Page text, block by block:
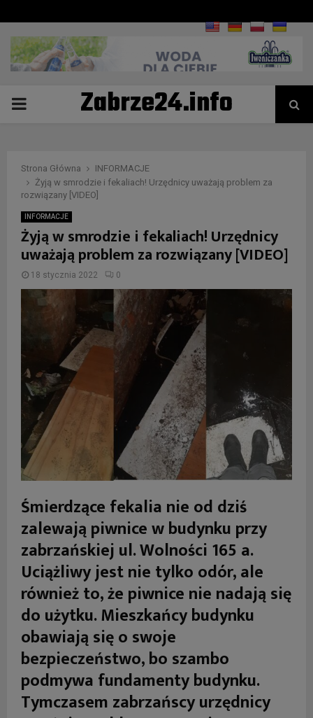
PRIMARYZabrze24.info
Strona Główna
INFORMACJE
Żyją w smrodzie i fekaliach! Urzędnicy uważają problem za
rozwiązany [VIDEO]
INFORMACJE
Żyją w smrodzie i fekaliach! Urzędnicy
uważają problem za rozwiązany [VIDEO]
18 stycznia 2022 0
Śmierdzące fekalia nie od dziś
zalewają piwnice w budynku przy
zabrzańskiej ul. Wolności 165 a.
Uciążliwy jest nie tylko odór, ale
również to, że piwnice nie nadają się
do użytku. Mieszkańcy budynku
obawiają się o swoje
bezpieczeństwo, bo szambo
podmywa fundamenty budynku.
Tymczasem zabrzańscy urzędnicy